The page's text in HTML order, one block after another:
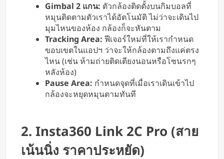
Gimbal 2 แกน: ตัวกล้องติดตั้งบนกิมบอลที่
หมุนติดตามตัวเราได้อัตโนมัติ ไม่ว่าจะเดินไป
มุมไหนของห้อง กล้องก็จะหันตาม
Tracking Area: ฟีเจอร์ใหม่ที่ให้เรากำหนด
ขอบเขตในแอปฯ ว่าจะให้กล้องตามถึงแค่ตรง
ไหน (เช่น ห้ามถ่ายติดเตียงนอนหรือโซนรกๆ
หลังห้อง)
Pause Area: กำหนดจุดที่เมื่อเราเดินเข้าไป
กล้องจะหยุดหมุนตามทันที
2. Insta360 Link 2C Pro (สาย
เน้นนิ่ง ราคาประหยัด)